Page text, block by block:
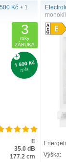
Kč + 1
3
roky
ZÁRUKA
E
35.0 dB
177.2 cm
Výška: